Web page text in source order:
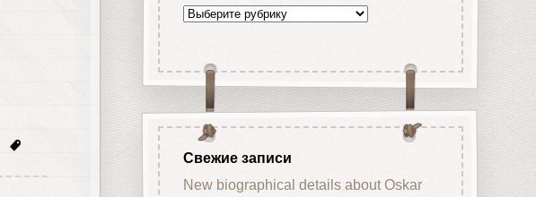
Рубрики
Свежие записи
New biographical details about Oskar